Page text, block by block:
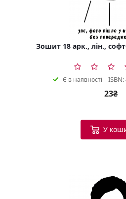
Зошит 18 арк., лін.,
Є в наявності ISBN:
23₴
У